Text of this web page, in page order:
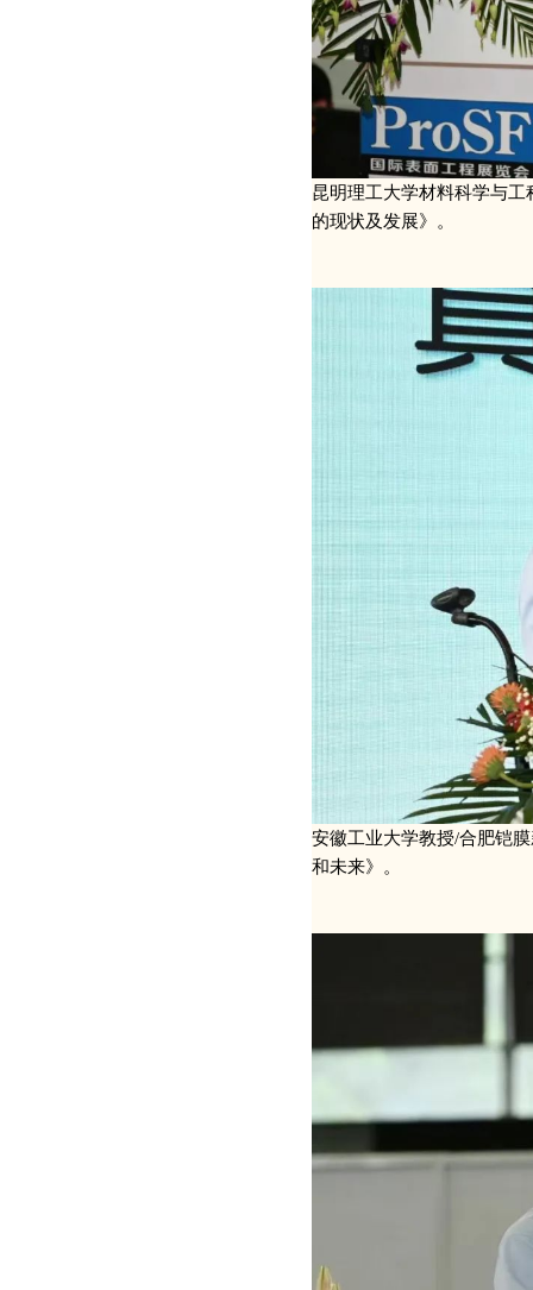
昆明理工大学材料科学与
的现状及发展》。
安徽工业大学教授/合肥铠
和未来》。